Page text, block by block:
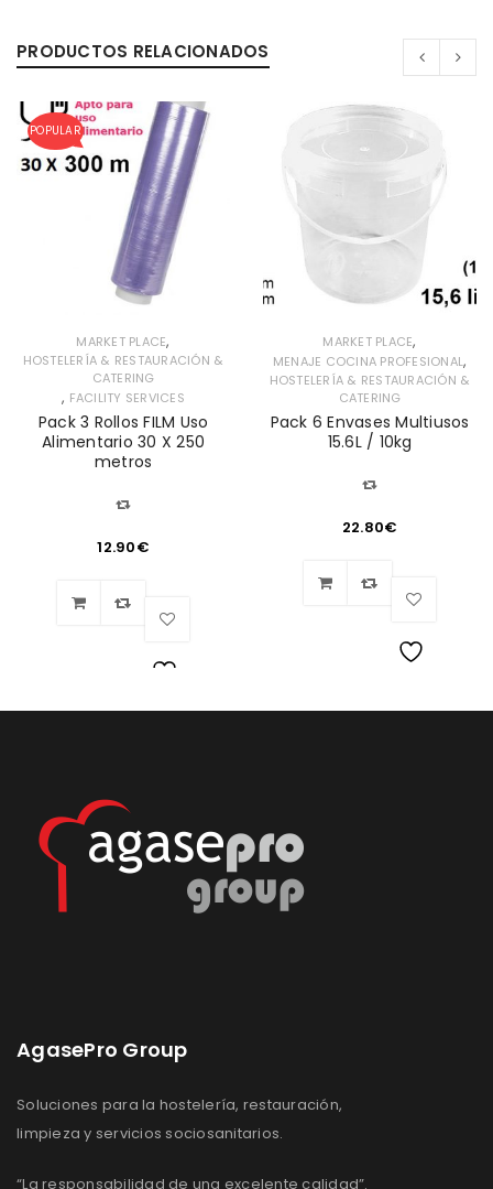
PRODUCTOS RELACIONADOS
POPULAR
MARKET PLACE,
HOSTELERÍA & RESTAURACIÓN &
CATERING
, FACILITY SERVICES
Pack 3 Rollos FILM Uso
Alimentario 30 X 250
metros
12.90€
Lista
MARKET PLACE,
MENAJE COCINA PROFESIONAL,
HOSTELERÍA & RESTAURACIÓN &
CATERING
Pack 6 Envases Multiusos
15.6L / 10kg
22.80€
AgasePro Group
Soluciones para la hostelería, restauración,
limpieza y servicios sociosanitarios.
“La responsabilidad de una excelente calidad”.